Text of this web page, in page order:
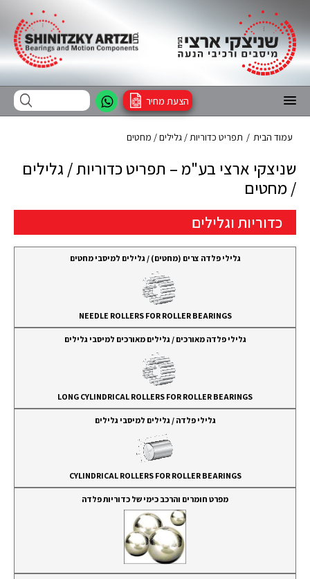
הצעת מחיר
עמוד הבית / תפריט כדוריות / גלילים / מחטים
שניצקי ארצי בע"מ – תפריט כדוריות / גלילים
/ מחטים
כדוריות וגלילים
גלילי פלדה צרים (מחטים) / גלילים למיסבי מחטים
NEEDLE ROLLERS FOR ROLLER BEARINGS
גלילי פלדה מאורכים / גלילים מאורכים למיסבי גלילים
LONG CYLINDRICAL ROLLERS FOR ROLLER BEARINGS
גלילי פלדה / גלילים למיסבי גלילים​
CYLINDRICAL ROLLERS FOR ROLLER BEARINGS​
מפרט חומרים והרכב כימי של כדוריות פלדה